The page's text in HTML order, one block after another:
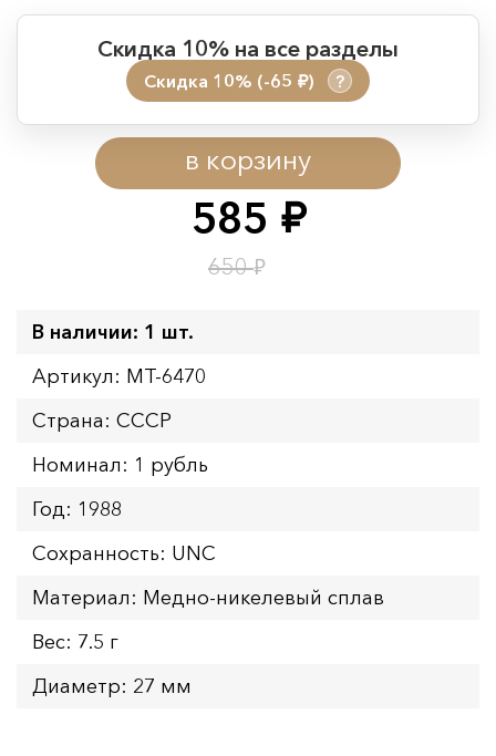
585 руб.
650₽
в корзину
Скидка 10% на все разделы
Скидка 10% (-65 руб.) ?
Период действия акции:
Начало:
08.08.2026 00:01
Окончание:
09.08.2026 23:59
Время до окончания:
В наличии: 1 шт.
Артикул: MT-6470
Страна: СССР
Номинал: 1 рубль
Год: 1988
Сохранность: UNC
Материал: Медно-никелевый сплав
Вес: 7.5 г
Диаметр: 27 мм